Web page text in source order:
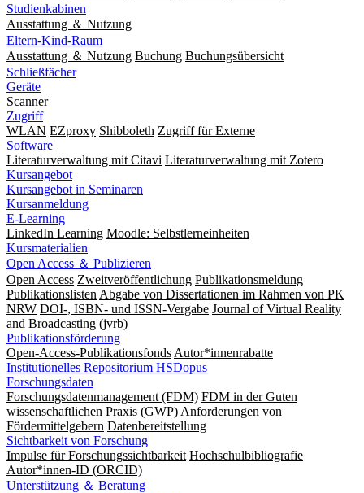
Studienkabinen
Ausstattung ＆ Nutzung
Eltern-Kind-Raum
Ausstattung ＆ Nutzung Buchung Buchungsübersicht
Schließfächer
Geräte
Scanner
Zugriff
WLAN EZproxy Shibboleth Zugriff für Externe
Software
Literaturverwaltung mit Citavi Literaturverwaltung mit Zotero
Kursangebot
Kursangebot in Seminaren
Kursanmeldung
E-Learning
LinkedIn Learning Moodle: Selbstlerneinheiten
Kursmaterialien
Open Access ＆ Publizieren
Open Access Zweitveröffentlichung Publikationsmeldung
Publikationslisten Abgabe von Dissertationen im Rahmen von PK
NRW DOI-, ISBN- und ISSN-Vergabe Journal of Virtual Reality
and Broadcasting (jvrb)
Publikationsförderung
Open-Access-Publikationsfonds Autor*innenrabatte
Institutionelles Repositorium HSDopus
Forschungsdaten
Forschungsdatenmanagement (FDM) FDM in der Guten
wissenschaftlichen Praxis (GWP) Anforderungen von
Fördermittelgebern Datenbereitstellung
Sichtbarkeit von Forschung
Impulse für Forschungssichtbarkeit Hochschulbibliografie
Autor*innen-ID (ORCID)
Unterstützung ＆ Beratung